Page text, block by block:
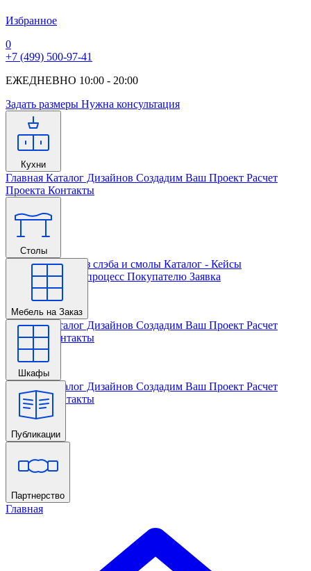
Избранное
0
+7 (499) 500-97-41
ЕЖЕДНЕВНО 10:00 - 20:00
Задать размеры Нужна консультация
Кухни
Главная Каталог Дизайнов Создадим Ваш Проект Расчет
Проекта Контакты
Столы
Главная Столы из слэба и смолы Каталог - Кейсы
Кастомизации и процесс Покупателю Заявка
Мебель на Заказ
Главная Каталог Дизайнов Создадим Ваш Проект Расчет
Проекта
Контакты
Шкафы
Главная Каталог Дизайнов Создадим Ваш Проект Расчет
Проекта Контакты
Публикации
Главная
Партнерство
Главная